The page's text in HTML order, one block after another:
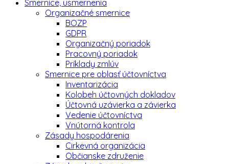
Smernice, usmernenia
Organizačné smernice
BOZP
GDPR
Organizačný poriadok
Pracovný poriadok
Príklady zmlúv
Smernice pre oblasť účtovníctva
Inventarizácia
Kolobeh účtovných dokladov
Účtovná uzávierka a závierka
Vedenie účtovníctva
Vnútorná kontrola
Zásady hospodárenia
Cirkevná organizácia
Občianske združenie